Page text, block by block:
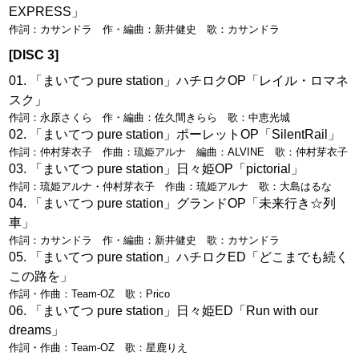
EXPRESS」
作詞：カサンドラ 作・編曲：新井健史 歌：カサンドラ
[DISC 3]
「まいてつ pure station」ハチロクOP「レイル・ロマネ
スク」
作詞：永原さくら 作・編曲：佐久間きらら 歌：中恵光城
「まいてつ pure station」ポーレットOP「SilentRail」
作詞：仲村芽衣子 作曲：琉姫アルナ 編曲：ALVINE 歌：仲村芽衣子
「まいてつ pure station」日々姫OP「pictorial」
作詞：琉姫アルナ・仲村芽衣子 作曲：琉姫アルナ 歌：大島はるな
「まいてつ pure station」グランドOP「未来行き☆列
車」
作詞：カサンドラ 作・編曲：新井健史 歌：カサンドラ
「まいてつ pure station」ハチロクED「どこまでも続く
この路を」
作詞・作曲：Team-OZ 歌：Prico
「まいてつ pure station」日々姫ED「Run with our
dreams」
作詞・作曲：Team-OZ 歌：星鹿りえ